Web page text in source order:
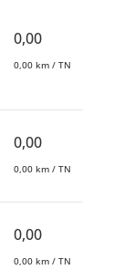
0,00
0,00 km / TN
0,00
0,00 km / TN
0,00
0,00 km / TN